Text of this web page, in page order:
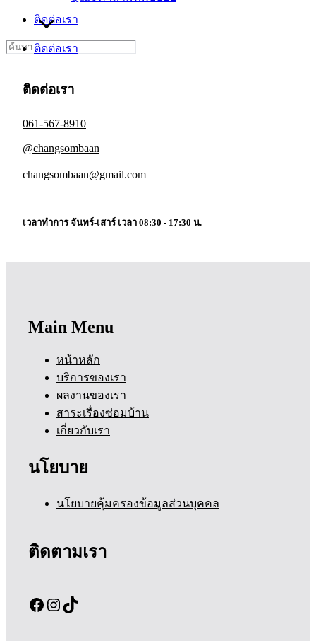
ติดต่อเรา
ติดต่อเรา
Search
for:
ติดต่อเรา
061-567-8910
@changsombaan
changsombaan@gmail.com
เวลาทำการ จันทร์-เสาร์ เวลา 08:30 - 17:30 น.
Main Menu
หน้าหลัก
บริการของเรา
ผลงานของเรา
สาระเรื่องซ่อมบ้าน
เกี่ยวกับเรา
นโยบาย
นโยบายคุ้มครองข้อมูลส่วนบุคคล
ติดตามเรา
Facebook
Instagram
TikTok